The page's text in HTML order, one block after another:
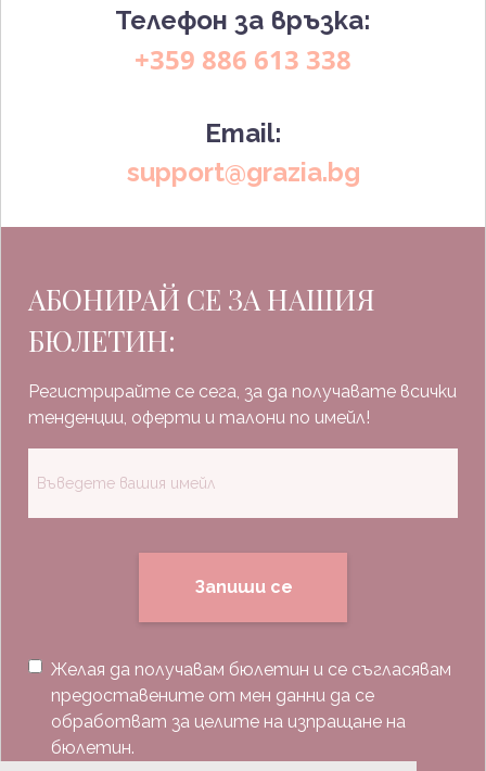
Телефон за връзка:
+359 886 613 338
Email:
support@grazia.bg
АБОНИРАЙ СЕ ЗА НАШИЯ
БЮЛЕТИН:
Регистрирайте се сега, за да получавате всички
тенденции, оферти и талони по имейл!
Запиши се
Желая да получавам бюлетин и се съгласявам
предоставените от мен данни да се
обработват за целите на изпращане на
бюлетин.